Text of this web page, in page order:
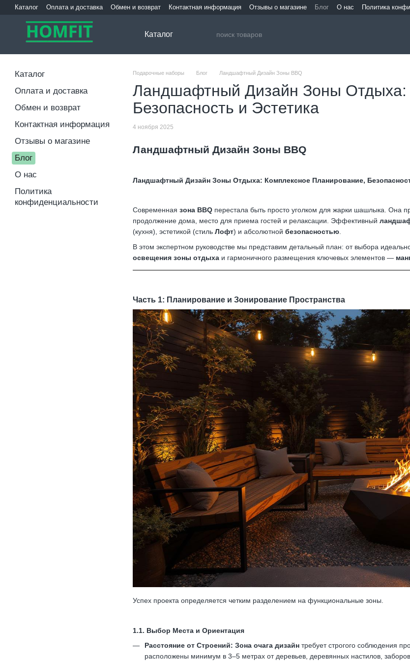
Перейти к основному контенту
Каталог Оплата и доставка Обмен и возврат Контактная информация Отзывы о магазине Блог О нас Политика
Каталог
Подарочные наборы Блог Ландшафтный Дизайн Зоны BBQ
Ландшафтный Дизайн Зоны Отдыха:
Безопасность и Эстетика
4 ноября 2025
Ландшафтный Дизайн Зоны BBQ
Ландшафтный Дизайн Зоны Отдыха: Комплексное Планирование,
Современная зона BBQ перестала быть просто уголком для жарки шашлыка. Она
продолжение дома, место для приема гостей и релаксации. Эффективный
(кухня), эстетикой (стиль Лофт) и абсолютной безопасностью
В этом экспертном руководстве мы представим детальный план: от выбора
освещения зоны отдыха и гармоничного размещения ключевых элементов —
Часть 1: Планирование и Зонирование Пространства
Успех проекта определяется четким разделением на функциональные зоны.
1.1. Выбор Места и Ориентация
Расстояние от Строений: Зона очага дизайн требует строгого соблюдения
расположены минимум в 3–5 метрах от деревьев, деревянных настилов,
Каталог
Оплата и доставка
Обмен и возврат
Контактная информация
Отзывы о магазине
Блог
О нас
Политика
конфиденциальности